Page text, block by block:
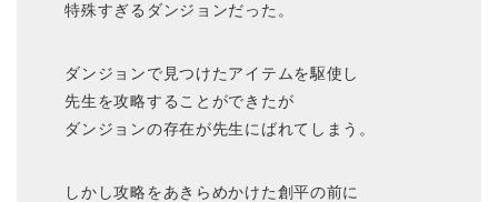
特殊すぎるダンジョンだった。
ダンジョンで見つけたアイテムを駆使し
先生を攻略することができたが
ダンジョンの存在が先生にばれてしまう。
しかし攻略をあきらめかけた創平の前に